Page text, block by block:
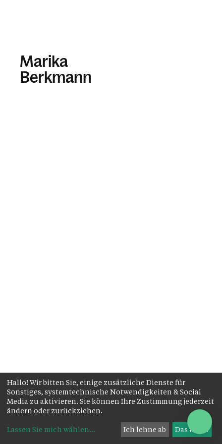
Marika
Berkmann
Hallo! Wir bitten Sie, einige zusätzliche Dienste für
Sonstiges, systemtechnische Notwendigkeiten & Social
Media zu aktivieren. Sie können Ihre Zustimmung jederzeit
ändern oder zurückziehen.
Lassen Sie mich wählen... Ich lehne ab Das ist ok